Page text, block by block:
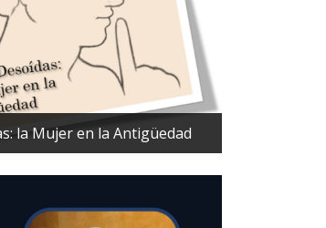
la Mujer en la Antigüedad